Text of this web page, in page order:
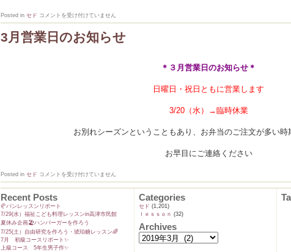
Posted in セド 春
休
み
企
画
コメントを受け付けていません
3月営業日のお知らせ
＊３月営業日のお知らせ＊
日曜日・祝日ともに営業します
3/20（水）→臨時休業
お別れシーズンということもあり、お弁当のご注文が多い時
お早目にご連絡ください
Posted in セド 3
営
業
日
の
お
知
ら
せ
は
コメントを受け付けていません
Recent Posts
🥐パンレッスンリポート
7/29(水）福祉こども料理レッスンin高津市民館
夏休み企画🏖️ハンバーガーを作ろう
7/25(土）自由研究を作ろう・琥珀糖レッスン🌈
7月 初級コースリポート✨️
上級コース 5年生男子作✨️
Categories
セド (1,201)
ｌｅｓｓｏｎ (32)
Archives